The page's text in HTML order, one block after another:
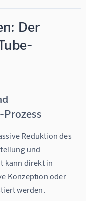
Der
Reduktion des
und
kann direkt in
Konzeption oder
werden.